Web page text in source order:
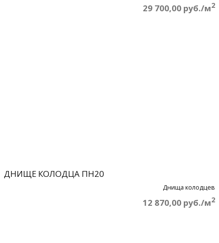
29 700,00 руб./м2
ДНИЩЕ КОЛОДЦА ПН20
Днища колодцев
12 870,00 руб./м2